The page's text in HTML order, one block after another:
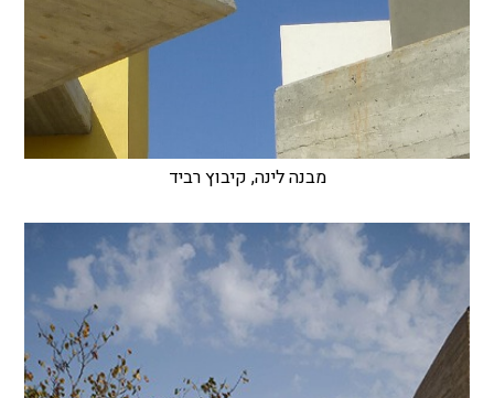
מבנה לינה, קיבוץ רביד